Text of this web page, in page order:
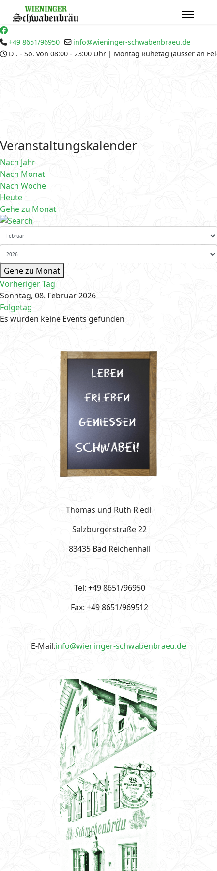
+49 8651/96950
info@wieninger-schwabenbraeu.de
Di. - So. von 08:00 - 23:00 Uhr | Montag Ruhetag (ausser an
Veranstaltungskalender
Nach Jahr
Nach Monat
Nach Woche
Heute
Gehe zu Monat
Gehe zu Monat
Vorheriger Tag
Sonntag, 08. Februar 2026
Folgetag
Es wurden keine Events gefunden
Thomas und Ruth Riedl
Salzburgerstraße 22
83435 Bad Reichenhall
Tel: +49 8651/96950
Fax: +49 8651/969512
E-Mail:info@wieninger-schwabenbraeu.de